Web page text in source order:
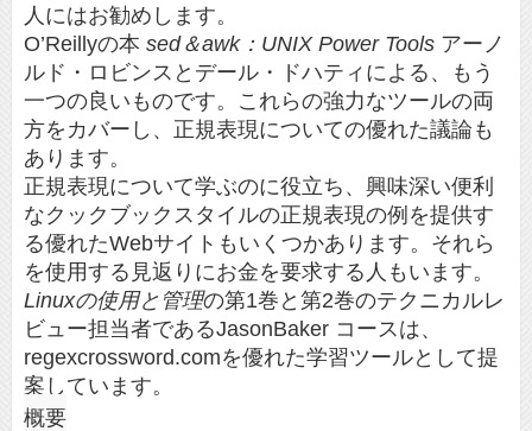
人にはお勧めします。
O’Reillyの本 sed＆awk：UNIX Power Tools アーノ
ルド・ロビンスとデール・ドハティによる、もう
一つの良いものです。これらの強力なツールの両
方をカバーし、正規表現についての優れた議論も
あります。
正規表現について学ぶのに役立ち、興味深い便利
なクックブックスタイルの正規表現の例を提供す
る優れたWebサイトもいくつかあります。それら
を使用する見返りにお金を要求する人もいます。
Linuxの使用と管理の第1巻と第2巻のテクニカルレ
ビュー担当者であるJasonBaker コースは、
regexcrossword.comを優れた学習ツールとして提
案しています。
概要